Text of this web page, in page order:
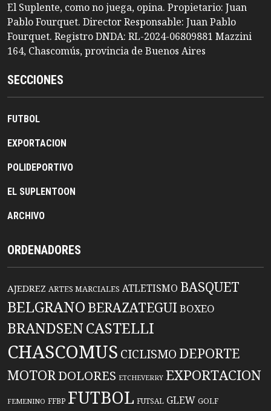
El Suplente, como no juega, opina. Propietario: Juan
Pablo Fourquet. Director Responsable: Juan Pablo
Fourquet. Registro DNDA: RL-2024-06809881 Mazzini
164, Chascomús, provincia de Buenos Aires
SECCIONES
FUTBOL
EXPORTACION
POLIDEPORTIVO
EL SUPLENTOON
ARCHIVO
ORDENADORES
AJEDREZ ARTES MARCIALES ATLETISMO BASQUET
BELGRANO BERAZATEGUIBOXEO
BRANDSENCASTELLI
CHASCOMUS CICLISMO DEPORTE
MOTORDOLORES ETCHEVERRY EXPORTACION
FEMENINO FFBP FUTBOL FUTSAL GLEW GOLF